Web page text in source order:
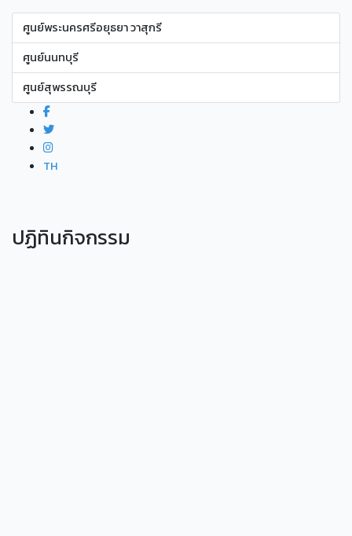
ศูนย์พระนครศรีอยุธยา วาสุกรี
ศูนย์นนทบุรี
ศูนย์สุพรรณบุรี
TH
ปฏิทินกิจกรรม